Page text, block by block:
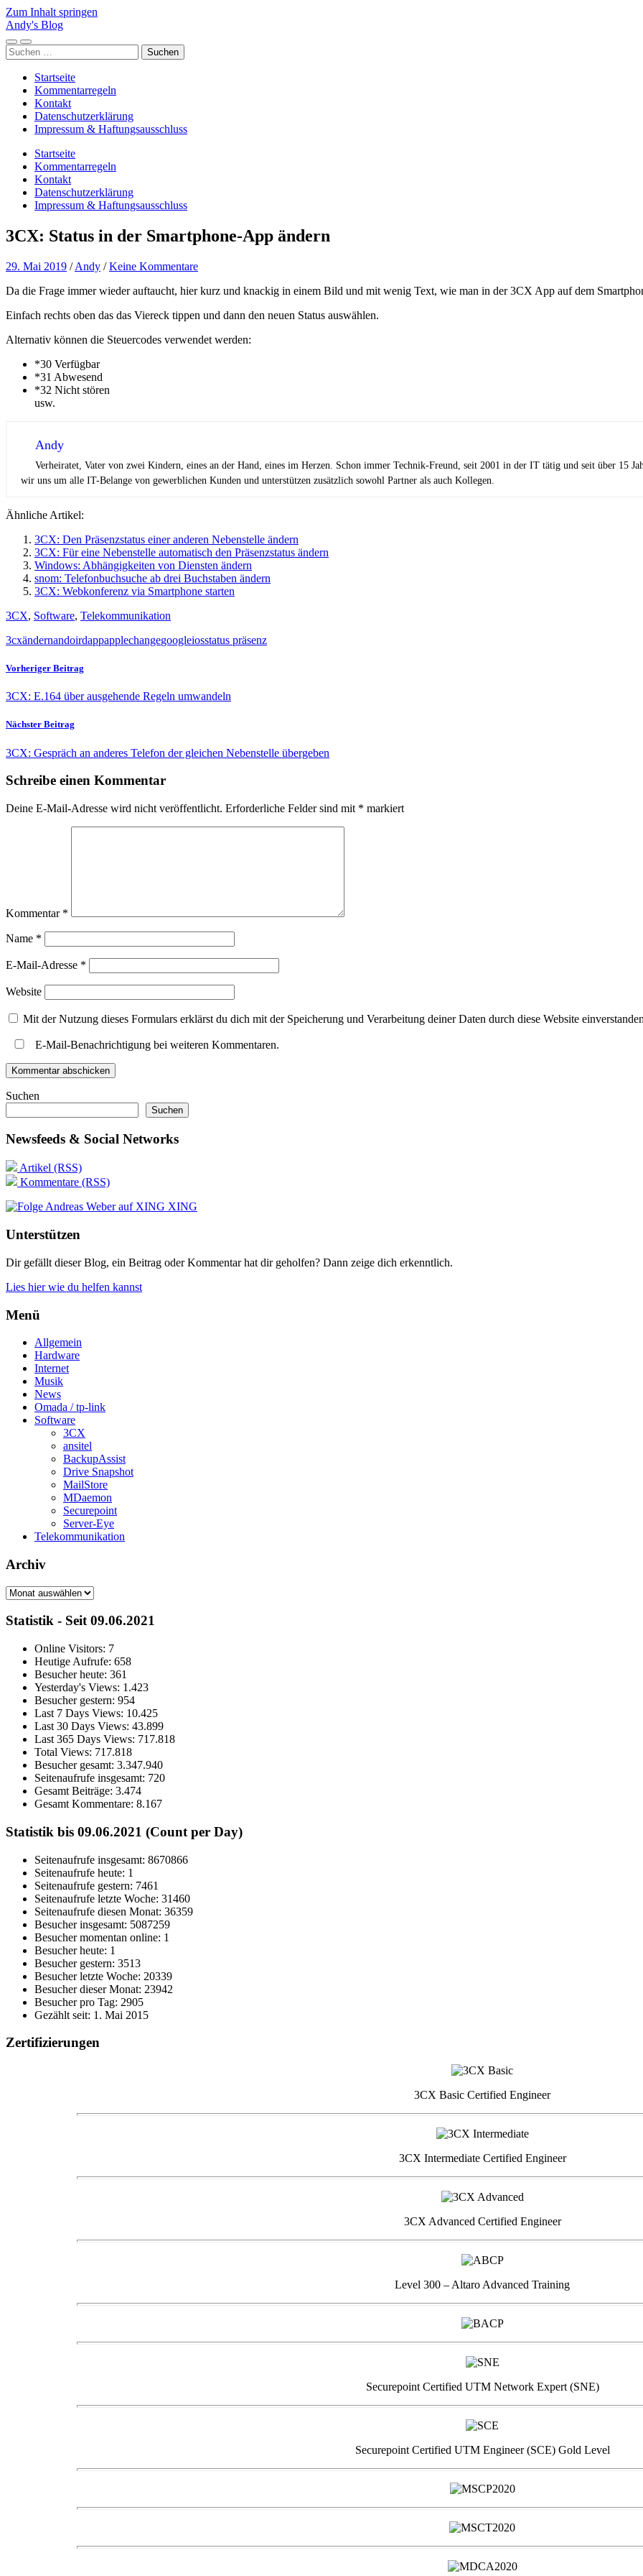
Zum Inhalt springen
Andy's Blog
Mobile-
Menü
Suchfeld
ein-/ausblenden
Suchen
nach:
Startseite
Kommentarregeln
Kontakt
Datenschutzerklärung
Impressum & Haftungsausschluss
Startseite
Kommentarregeln
Kontakt
Datenschutzerklärung
Impressum & Haftungsausschluss
3CX: Status in der Smartphone-App ändern
29. Mai 2019 /Andy /Keine Kommentare
Da die Frage immer wieder auftaucht, hier kurz und knackig in einem Bild und mit wenig Text, wie man in der 3CX App auf dem
Einfach rechts oben das das Viereck tippen und dann den neuen Status auswählen.
Alternativ können die Steuercodes verwendet werden:
*30 Verfügbar
*31 Abwesend
*32 Nicht stören
usw.
Andy
Verheiratet, Vater von zwei Kindern, eines an der Hand, eines im Herzen. Schon immer Technik-Freund, seit 2001 in der IT tätig und seit über 15
wir uns um alle IT-Belange von gewerblichen Kunden und unterstützen zusätzlich sowohl Partner als auch Kollegen.
Ähnliche Artikel:
3CX: Den Präsenzstatus einer anderen Nebenstelle ändern
3CX: Für eine Nebenstelle automatisch den Präsenzstatus ändern
Windows: Abhängigkeiten von Diensten ändern
snom: Telefonbuchsuche ab drei Buchstaben ändern
3CX: Webkonferenz via Smartphone starten
3CX, Software, Telekommunikation
3cxändernandoirdappapplechangegoogleiosstatus präsenz
Vorheriger Beitrag
3CX: E.164 über ausgehende Regeln umwandeln
Nächster Beitrag
3CX: Gespräch an anderes Telefon der gleichen Nebenstelle übergeben
Schreibe einen Kommentar
Deine E-Mail-Adresse wird nicht veröffentlicht. Erforderliche Felder sind mit * markiert
Kommentar *
Name *
E-Mail-Adresse *
Website
Mit der Nutzung dieses Formulars erklärst du dich mit der Speicherung und Verarbeitung deiner Daten durch diese Website
E-Mail-Benachrichtigung bei weiteren Kommentaren.
Suchen
Suchen
Newsfeeds & Social Networks
Artikel (RSS)
Kommentare (RSS)
XING
Unterstützen
Dir gefällt dieser Blog, ein Beitrag oder Kommentar hat dir geholfen? Dann zeige dich erkenntlich.
Lies hier wie du helfen kannst
Menü
Allgemein
Hardware
Internet
Musik
News
Omada / tp-link
Software
3CX
ansitel
BackupAssist
Drive Snapshot
MailStore
MDaemon
Securepoint
Server-Eye
Telekommunikation
Archiv
Archiv
Statistik - Seit 09.06.2021
Online Visitors: 7
Heutige Aufrufe: 658
Besucher heute: 361
Yesterday's Views: 1.423
Besucher gestern: 954
Last 7 Days Views: 10.425
Last 30 Days Views: 43.899
Last 365 Days Views: 717.818
Total Views: 717.818
Besucher gesamt: 3.347.940
Seitenaufrufe insgesamt: 720
Gesamt Beiträge: 3.474
Gesamt Kommentare: 8.167
Statistik bis 09.06.2021 (Count per Day)
Seitenaufrufe insgesamt: 8670866
Seitenaufrufe heute: 1
Seitenaufrufe gestern: 7461
Seitenaufrufe letzte Woche: 31460
Seitenaufrufe diesen Monat: 36359
Besucher insgesamt: 5087259
Besucher momentan online: 1
Besucher heute: 1
Besucher gestern: 3513
Besucher letzte Woche: 20339
Besucher dieser Monat: 23942
Besucher pro Tag: 2905
Gezählt seit: 1. Mai 2015
Zertifizierungen
3CX Basic Certified Engineer
3CX Intermediate Certified Engineer
3CX Advanced Certified Engineer
Level 300 – Altaro Advanced Training
Securepoint Certified UTM Network Expert (SNE)
Securepoint Certified UTM Engineer (SCE) Gold Level